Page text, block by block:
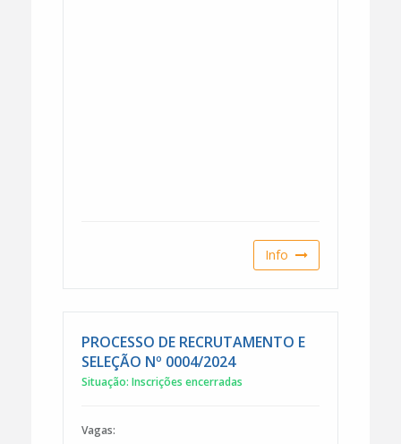
Info
PROCESSO DE RECRUTAMENTO E
SELEÇÃO Nº 0004/2024
Situação: Inscrições encerradas
Vagas: